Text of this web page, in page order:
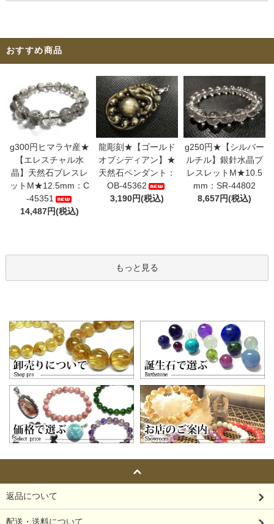
おすすめ商品
g300円ヒマラヤ産★
【エレスチャル水
晶】天然石ブレスレ
ットM★12.5mm：C
-45351
14,487円(税込)
龍彫刻★【ゴールド
オブシディアン】★
天然石ペンダント：
OB-45362
3,190円(税込)
g250円★【シルバー
ルチル】銀針水晶ブ
レスレットM★10.5
mm：SR-44802
8,657円(税込)
もっと見る
返品について
配送・送料について